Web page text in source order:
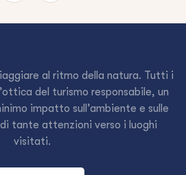
al ritmo della natura. Tutti i
del turismo responsabile, un
impatto sull’ambiente e sulle
tante attenzioni verso i luoghi
visitati.